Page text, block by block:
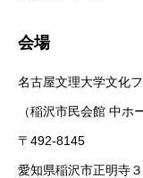
会場
名古屋⽂理⼤学⽂化
（稲沢市⺠会館 中ホ
〒492-8145
愛知県稲沢市正明寺